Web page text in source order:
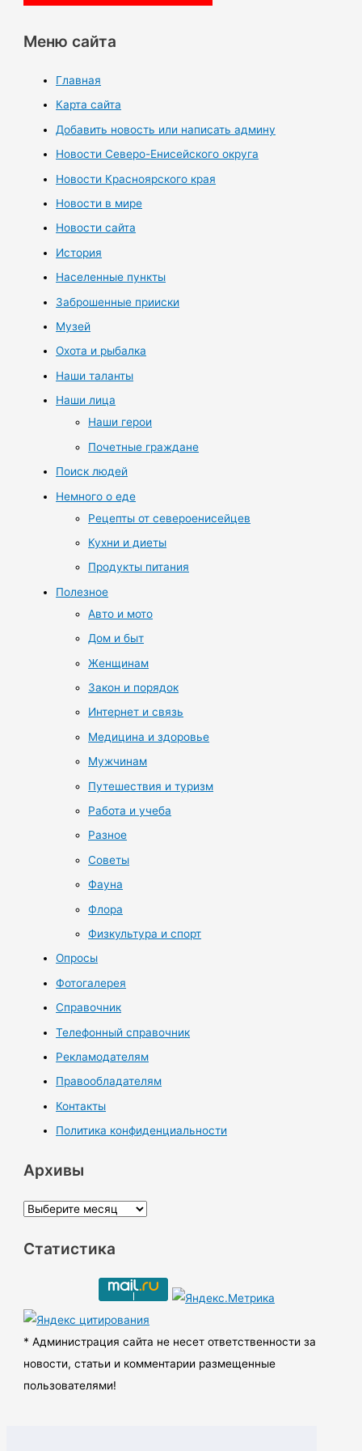
Меню сайта
Главная
Карта сайта
Добавить новость или написать админу
Новости Северо-Енисейского округа
Новости Красноярского края
Новости в мире
Новости сайта
История
Населенные пункты
Заброшенные прииски
Музей
Охота и рыбалка
Наши таланты
Наши лица
Наши герои
Почетные граждане
Поиск людей
Немного о еде
Рецепты от североенисейцев
Кухни и диеты
Продукты питания
Полезное
Авто и мото
Дом и быт
Женщинам
Закон и порядок
Интернет и связь
Медицина и здоровье
Мужчинам
Путешествия и туризм
Работа и учеба
Разное
Советы
Фауна
Флора
Физкультура и спорт
Опросы
Фотогалерея
Справочник
Телефонный справочник
Рекламодателям
Правообладателям
Контакты
Политика конфиденциальности
Архивы
А
х
ы
Статистика
* Администрация сайта не несет ответственности за
новости, статьи и комментарии размещенные
пользователями!